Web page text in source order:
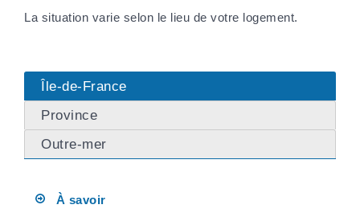
La situation varie selon le lieu de votre logement.
Île-de-France
Province
Outre-mer
À savoir